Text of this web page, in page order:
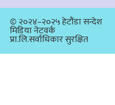
© २०२४–२०२५ हेटौंडा सन्देश
मिडिया नेटवर्क
प्रा.लि.सर्वाधिकार सुरक्षित​